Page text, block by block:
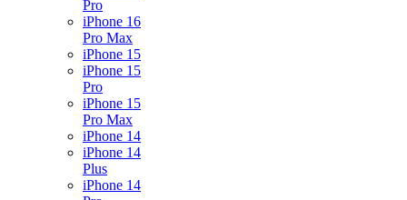
Pro
iPhone 16
Pro Max
iPhone 15
iPhone 15
Pro
iPhone 15
Pro Max
iPhone 14
iPhone 14
Plus
iPhone 14